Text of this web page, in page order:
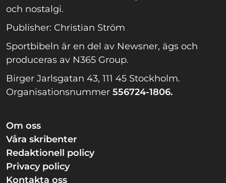
och nostalgi.
Publisher: Christian Ström
Sportbibeln är en del av Newsner, ägs och
produceras av N365 Group.
Birger Jarlsgatan 43, 111 45 Stockholm.
Organisationsnummer 556724-1806.
Om oss
Våra skribenter
Redaktionell policy
Privacy policy
Kontakta oss